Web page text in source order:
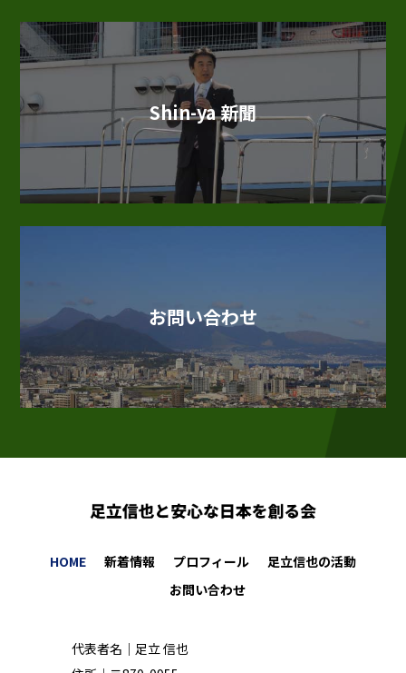
Shin-ya 新聞
お問い合わせ
HOME 新着情報 プロフィール
足立信也の活動
お問い合わせ
代表者名｜足立 信也